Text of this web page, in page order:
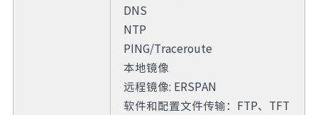
DNS
NTP
PING/Traceroute
本地镜像
远程镜像: ERSPAN
软件和配置文件传输：FTP、TFT